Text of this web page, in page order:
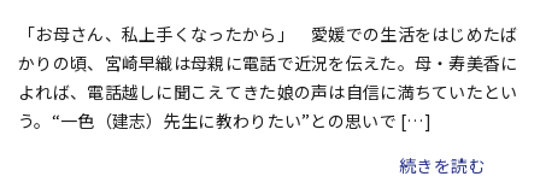
「お母さん、私上手くなったから」 愛媛での生活をはじめたば
かりの頃、宮崎早織は母親に電話で近況を伝えた。母・寿美香に
よれば、電話越しに聞こえてきた娘の声は自信に満ちていたとい
う。“一色（建志）先生に教わりたい”との思いで […]
続きを読む